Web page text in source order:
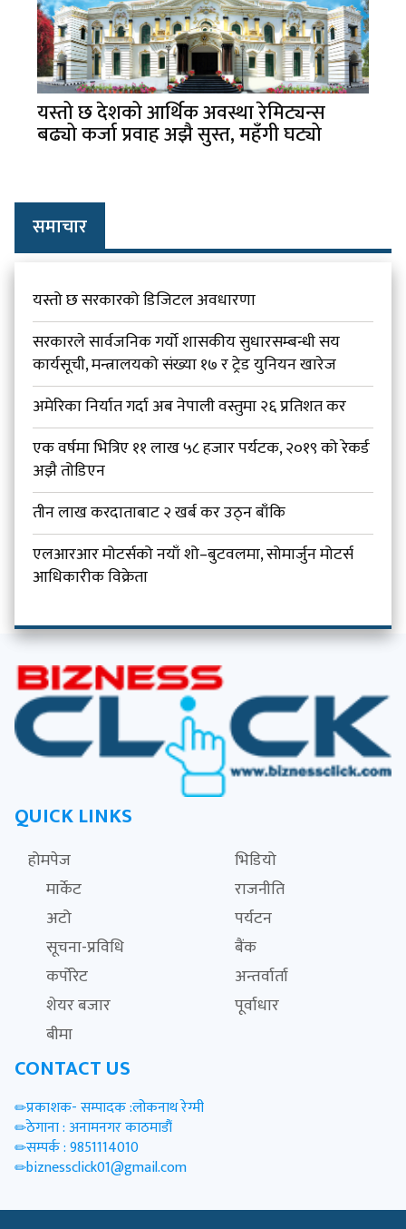
यस्तो छ देशको आर्थिक अवस्था रेमिट्यन्स
बढ्यो कर्जा प्रवाह अझै सुस्त, महँगी घट्यो
समाचार
यस्तो छ सरकारको डिजिटल अवधारणा
सरकारले सार्वजनिक गर्यो शासकीय सुधारसम्बन्धी सय
कार्यसूची, मन्त्रालयको संख्या १७ र ट्रेड युनियन खारेज
अमेरिका निर्यात गर्दा अब नेपाली वस्तुमा २६ प्रतिशत कर
एक वर्षमा भित्रिए ११ लाख ५८ हजार पर्यटक, २०१९ को रेकर्ड
अझै तोडिएन
तीन लाख करदाताबाट २ खर्ब कर उठ्न बाँकि
एलआरआर मोटर्सको नयाँ शो–बुटवलमा, सोमार्जुन मोटर्स
आधिकारीक विक्रेता
QUICK LINKS
होमपेज
भिडियो
मार्केट
राजनीति
अटो
पर्यटन
सूचना-प्रविधि
बैंक
कर्पोरेट
अन्तर्वार्ता
शेयर बजार
पूर्वाधार
बीमा
CONTACT US
प्रकाशक- सम्पादक :लोकनाथ रेग्मी
ठेगाना : अनामनगर काठमाडौं
सम्पर्क : 9851114010
biznessclick01@gmail.com